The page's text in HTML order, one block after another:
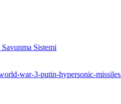
Sistemi
war-3-putin-hypersonic-